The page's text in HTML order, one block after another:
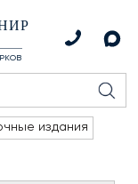
издания